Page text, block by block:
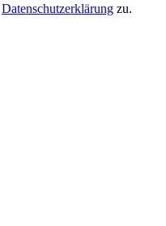
Datenschutzerklärung zu.